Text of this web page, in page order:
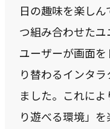
日の趣味を楽し
つ組み合わせたユ
ユーザーが画面
り替わるインタ
ました。これに
り遊べる環境」